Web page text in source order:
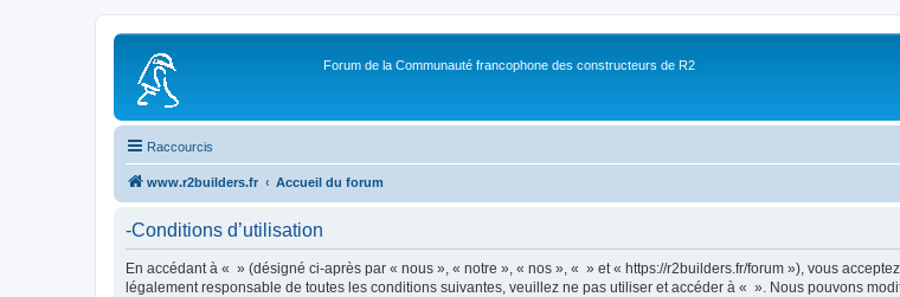
Forum de la Communauté francophone des constructeurs de R2
Raccourcis
www.r2builders.fr Accueil du forum
-Conditions d’utilisation
En accédant à « » (désigné ci-après par « nous », « notre », « nos », « » et « https://r2builders.fr/forum »), vous
légalement responsable de toutes les conditions suivantes, veuillez ne pas utiliser et accéder à « ». Nous pouvons